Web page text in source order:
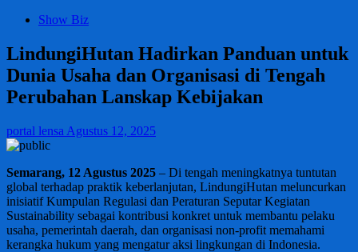
Show Biz
LindungiHutan Hadirkan Panduan untuk
Dunia Usaha dan Organisasi di Tengah
Perubahan Lanskap Kebijakan
portal lensa Agustus 12, 2025
Semarang, 12 Agustus 2025 – Di tengah meningkatnya tuntutan
global terhadap praktik keberlanjutan, LindungiHutan meluncurkan
inisiatif Kumpulan Regulasi dan Peraturan Seputar Kegiatan
Sustainability sebagai kontribusi konkret untuk membantu pelaku
usaha, pemerintah daerah, dan organisasi non-profit memahami
kerangka hukum yang mengatur aksi lingkungan di Indonesia.